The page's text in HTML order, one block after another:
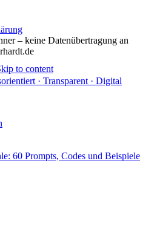
– keine Datenübertragung an
to content
60 Prompts, Codes und Beispiele